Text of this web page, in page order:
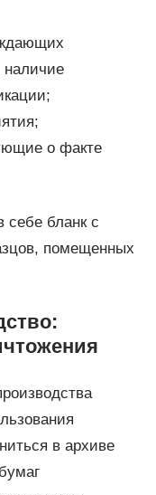
наличие
о факте
бланк с
помещенных
в архиве